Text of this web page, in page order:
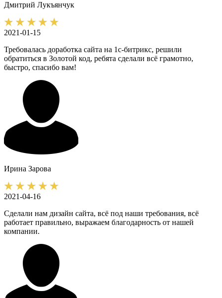
Дмитрий Лукъянчук
2021-01-15
Требовалась доработка сайта на 1с-битрикс, решили
обратиться в Золотой код, ребята сделали всё грамотно,
быстро, спасибо вам!
Ирина Зарова
2021-04-16
Сделали нам дизайн сайта, всё под наши требования, всё
работает правильно, выражаем благодарность от нашей
компании.